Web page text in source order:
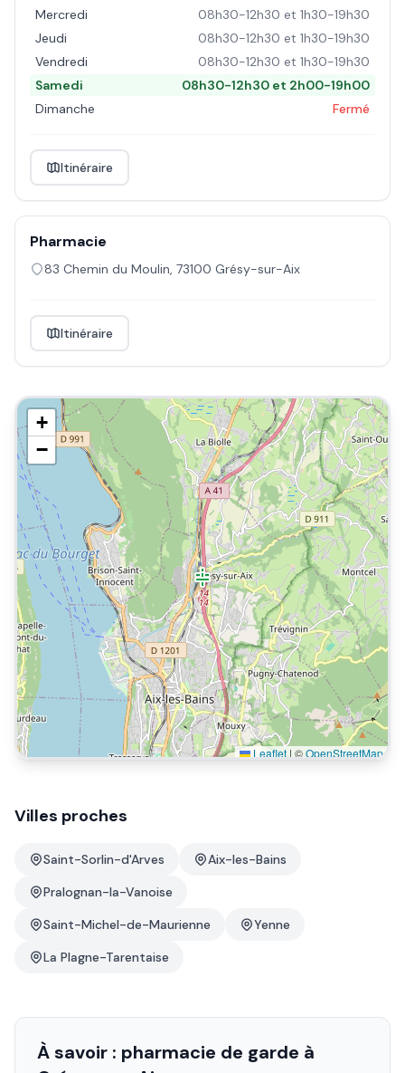
Mercredi
08h30-12h30 et 1h30-19h30
Jeudi
08h30-12h30 et 1h30-19h30
Vendredi
08h30-12h30 et 1h30-19h30
Samedi
08h30-12h30 et 2h00-19h00
Dimanche
Fermé
Itinéraire
Pharmacie
83 Chemin du Moulin, 73100 Grésy-sur-Aix
Itinéraire
+
−
Leaflet | ©OpenStreetMap
Villes proches
Saint-Sorlin-d'Arves
Aix-les-Bains
Pralognan-la-Vanoise
Saint-Michel-de-Maurienne
Yenne
La Plagne-Tarentaise
À savoir : pharmacie de garde à